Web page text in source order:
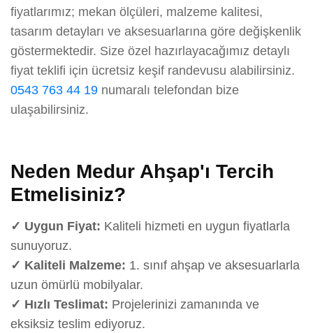
fiyatlarımız; mekan ölçüleri, malzeme kalitesi,
tasarım detayları ve aksesuarlarına göre değişkenlik
göstermektedir. Size özel hazırlayacağımız detaylı
fiyat teklifi için ücretsiz keşif randevusu alabilirsiniz.
0543 763 44 19 numaralı telefondan bize
ulaşabilirsiniz.
Neden Medur Ahşap'ı Tercih
Etmelisiniz?
✓ Uygun Fiyat: Kaliteli hizmeti en uygun fiyatlarla
sunuyoruz.
✓ Kaliteli Malzeme: 1. sınıf ahşap ve aksesuarlarla
uzun ömürlü mobilyalar.
✓ Hızlı Teslimat: Projelerinizi zamanında ve
eksiksiz teslim ediyoruz.